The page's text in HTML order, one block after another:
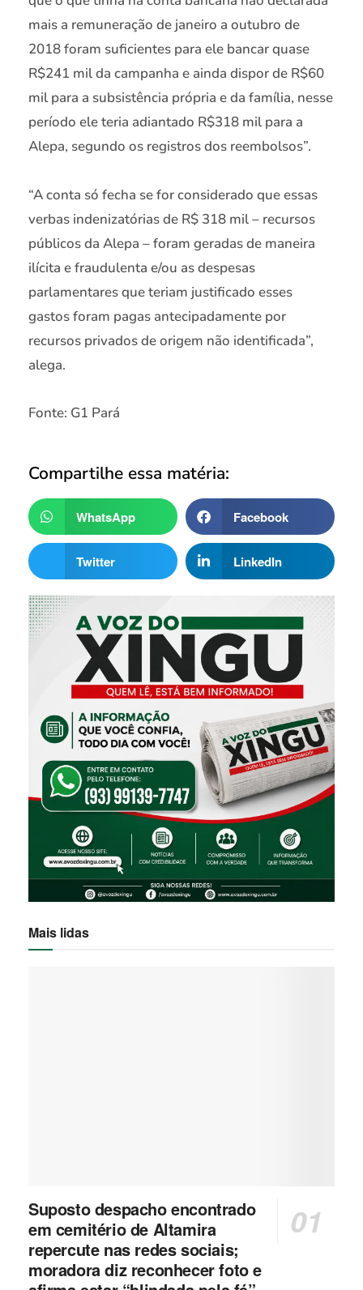
mais a remuneração de janeiro a outubro de
2018 foram suficientes para ele bancar quase
R$241 mil da campanha e ainda dispor de R$60
mil para a subsistência própria e da família, nesse
período ele teria adiantado R$318 mil para a
Alepa, segundo os registros dos reembolsos”.
“A conta só fecha se for considerado que essas
verbas indenizatórias de R$ 318 mil – recursos
públicos da Alepa – foram geradas de maneira
ilícita e fraudulenta e/ou as despesas
parlamentares que teriam justificado esses
gastos foram pagas antecipadamente por
recursos privados de origem não identificada”,
alega.
Fonte: G1 Pará
Compartilhe essa matéria:
WhatsApp Facebook
Twitter LinkedIn
Mais lidas
Suposto despacho encontrado
em cemitério de Altamira
repercute nas redes sociais;
moradora diz reconhecer foto e